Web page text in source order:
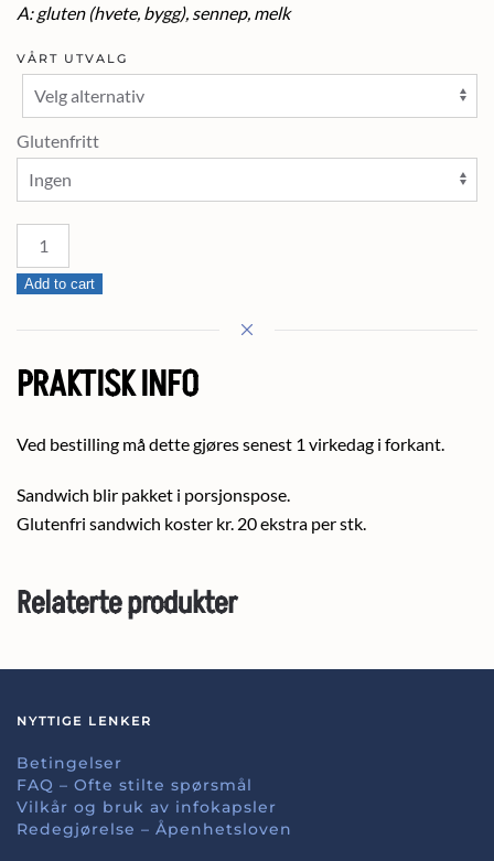
A: gluten (hvete, bygg), sennep, melk
VÅRT UTVALG
Glutenfritt
Sandwich
quantity
Add to cart
PRAKTISK INFO
Ved bestilling må dette gjøres senest 1 virkedag i forkant.
Sandwich blir pakket i porsjonspose.
Glutenfri sandwich koster kr. 20 ekstra per stk.
Relaterte produkter
NYTTIGE LENKER
Betingelser
FAQ – Ofte stilte spørsmål
Vilkår og bruk av infokapsler
Redegjørelse – Åpenhetsloven